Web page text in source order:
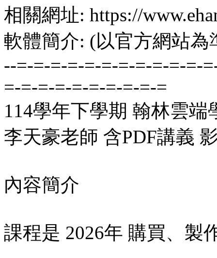
相關網址: https://
軟體簡介: (以官方網站為
--=-=-=-=-=-=-=-=-=-=-=-
=-=-=-=-=-=-=-=-=-=
114學年下學期 翰林雲
李天豪老師 含PDF講義
內容簡介
課程是 2026年 購買、製